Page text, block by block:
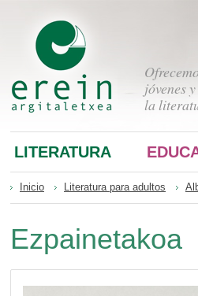
jóvenes
la
LITERATURA
Inicio Literatura para adultos
Ezpainetakoa